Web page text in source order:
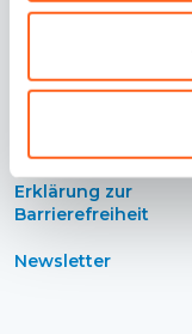
Kontakte
Erklärung zur
Barrierefreiheit
Newsletter